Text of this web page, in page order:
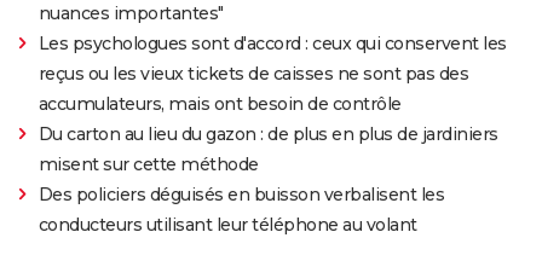
nuances importantes"
Les psychologues sont d'accord : ceux qui conservent les
reçus ou les vieux tickets de caisses ne sont pas des
accumulateurs, mais ont besoin de contrôle
Du carton au lieu du gazon : de plus en plus de jardiniers
misent sur cette méthode
Des policiers déguisés en buisson verbalisent les
conducteurs utilisant leur téléphone au volant